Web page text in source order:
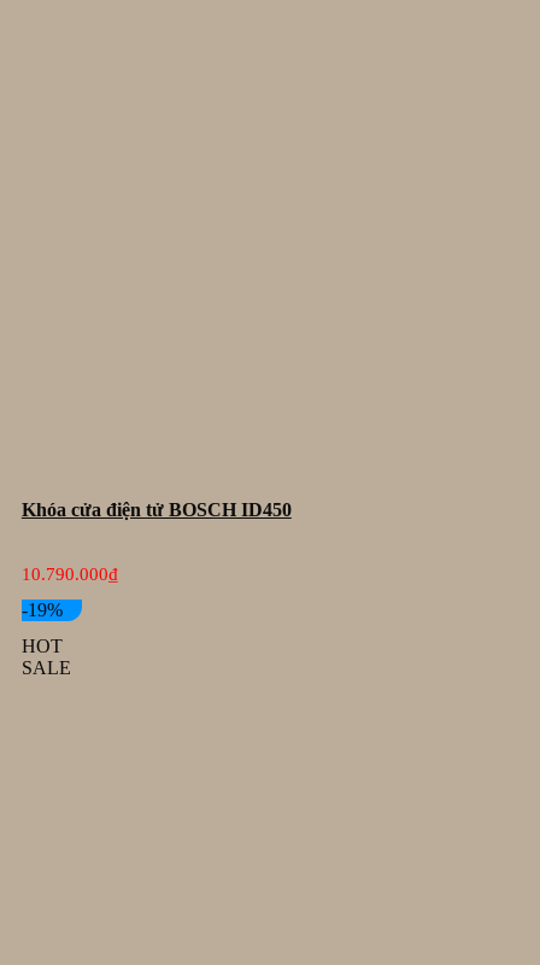
Khóa cửa điện tử BOSCH ID450
10.790.000₫
-19%
HOT
SALE